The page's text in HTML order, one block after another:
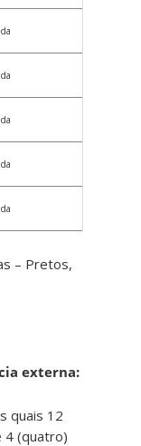
– Pretos,
externa:
quais 12
4 (quatro)